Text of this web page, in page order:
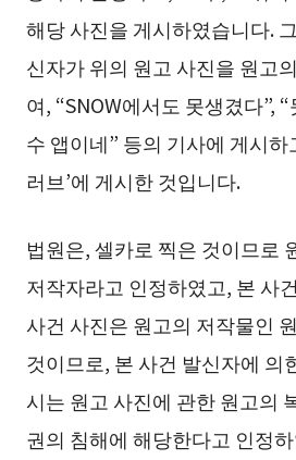
해당 사진을 게시하였습니다.
신자가 위의 원고 사진을 원고
여, “SNOW에서도 못생겼다”,
수 앱이네” 등의 기사에 게시하
러브’에 게시한 것입니다.
법원은, 셀카로 찍은 것이므로
저작자라고 인정하였고, 본 사
사건 사진은 원고의 저작물인
것이므로, 본 사건 발신자에 의
시는 원고 사진에 관한 원고의
권의 침해에 해당한다고 인정